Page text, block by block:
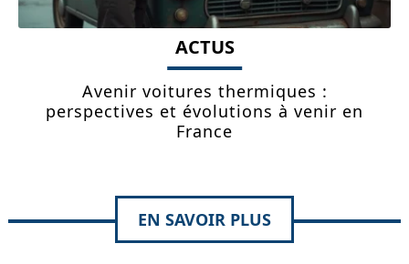
ACTUS
Avenir voitures thermiques :
perspectives et évolutions à venir en
France
EN SAVOIR PLUS